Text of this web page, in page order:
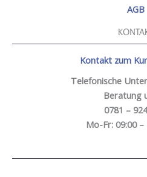
AGB
Kontakt zum
Telefonische
Beratung
0781 –
Mo-Fr: 09:00 –